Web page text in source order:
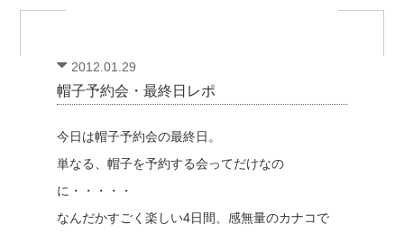
2012.01.29
帽子予約会・最終日レポ
今日は帽子予約会の最終日。
単なる、帽子を予約する会ってだけなの
に・・・・・
なんだかすごく楽しい4日間、感無量のカナコで